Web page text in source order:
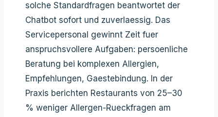
solche Standardfragen beantwortet der
Chatbot sofort und zuverlaessig. Das
Servicepersonal gewinnt Zeit fuer
anspruchsvollere Aufgaben: persoenliche
Beratung bei komplexen Allergien,
Empfehlungen, Gaestebindung. In der
Praxis berichten Restaurants von 25–30
% weniger Allergen-Rueckfragen am